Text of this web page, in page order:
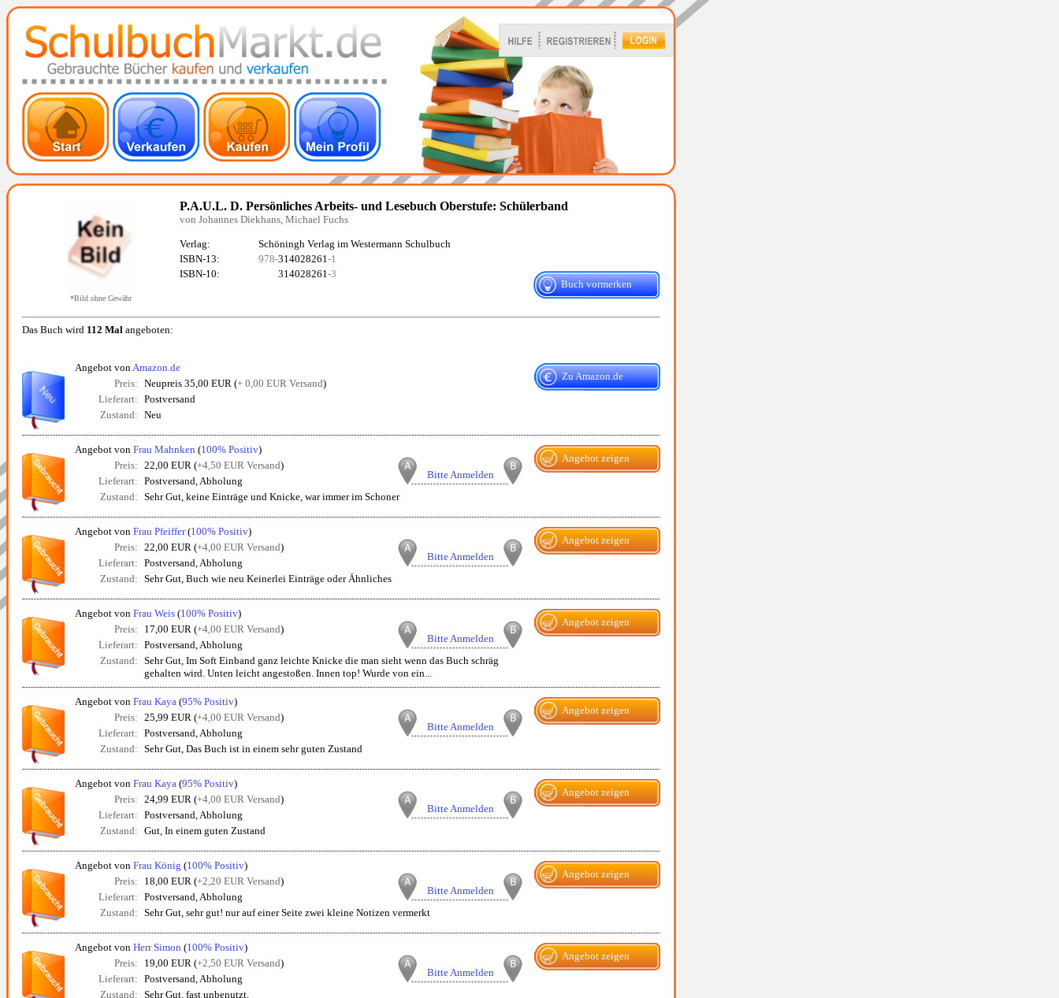
*Bild ohne Gewähr
P.A.U.L. D. Persönliches Arbeits- und Lesebuch Oberstufe: Schülerband
von Johannes Diekhans, Michael Fuchs
Verlag:
Schöningh Verlag im Westermann Schulbuch
ISBN-13:
978-314028261-1
ISBN-10:
314028261-3
Buch vormerken
Das Buch wird 112 Mal angeboten:
Angebot von Amazon.de
Preis: Neupreis 35,00 EUR (+ 0,00 EUR Versand)
Lieferart: Postversand
Zustand: Neu
Zu Amazon.de
Angebot von Frau Mahnken (100% Positiv)
Preis: 22,00 EUR (+4,50 EUR Versand)
Lieferart: Postversand, Abholung
Zustand: Sehr Gut, keine Einträge und Knicke, war immer im Schoner
Angebot zeigen
Bitte Anmelden
Angebot von Frau Pfeiffer(100% Positiv)
Preis: 22,00 EUR (+4,00 EUR Versand)
Lieferart: Postversand, Abholung
Zustand: Sehr Gut, Buch wie neu Keinerlei Einträge oder Ähnliches
Angebot zeigen
Bitte Anmelden
Angebot von Frau Weis (100% Positiv)
Preis:
17,00 EUR (+4,00 EUR Versand)
Lieferart: Postversand, Abholung
Zustand: Sehr Gut, Im Soft Einband ganz leichte Knicke die man sieht wenn das Buch schräg
gehalten wird. Unten leicht angestoßen. Innen top! Wurde von ein...
Angebot zeigen
Bitte Anmelden
Angebot von Frau Kaya (95% Positiv)
Preis: 25,99 EUR (+4,00 EUR Versand)
Lieferart: Postversand, Abholung
Zustand: Sehr Gut, Das Buch ist in einem sehr guten Zustand
Angebot zeigen
Bitte Anmelden
Angebot von Frau Kaya (95% Positiv)
Preis: 24,99 EUR (+4,00 EUR Versand)
Lieferart: Postversand, Abholung
Zustand: Gut, In einem guten Zustand
Angebot zeigen
Bitte Anmelden
Angebot von Frau König (100% Positiv)
Preis:
18,00 EUR (+2,20 EUR Versand)
Lieferart: Postversand, Abholung
Zustand: Sehr Gut, sehr gut! nur auf einer Seite zwei kleine Notizen vermerkt
Angebot zeigen
Bitte Anmelden
Angebot von Herr Simon (100% Positiv)
Preis:
19,00 EUR (+2,50 EUR Versand)
Lieferart: Postversand, Abholung
Zustand: Sehr Gut, fast unbenutzt.
Angebot zeigen
Bitte Anmelden